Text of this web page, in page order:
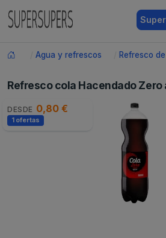
Super
Agua y refrescos Refresco
Refresco cola Hacendado Zero
DESDE 0,80 €
1 ofertas